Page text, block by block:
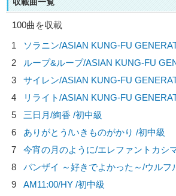
100曲を収載
1
ソラニン/ASIAN KUNG-FU
2
ループ&ループ/ASIAN KUNG-FU
3
サイレン/ASIAN KUNG-FU
4
リライト/ASIAN KUNG-FU
5
三日月/絢香 /初中級
6
ありがとう/いきものがかり /初中級
7
今宵の月のように/エレファントカシ
8
バンザイ ～好きでよかった～/ウルフ
9
AM11:00/HY /初中級